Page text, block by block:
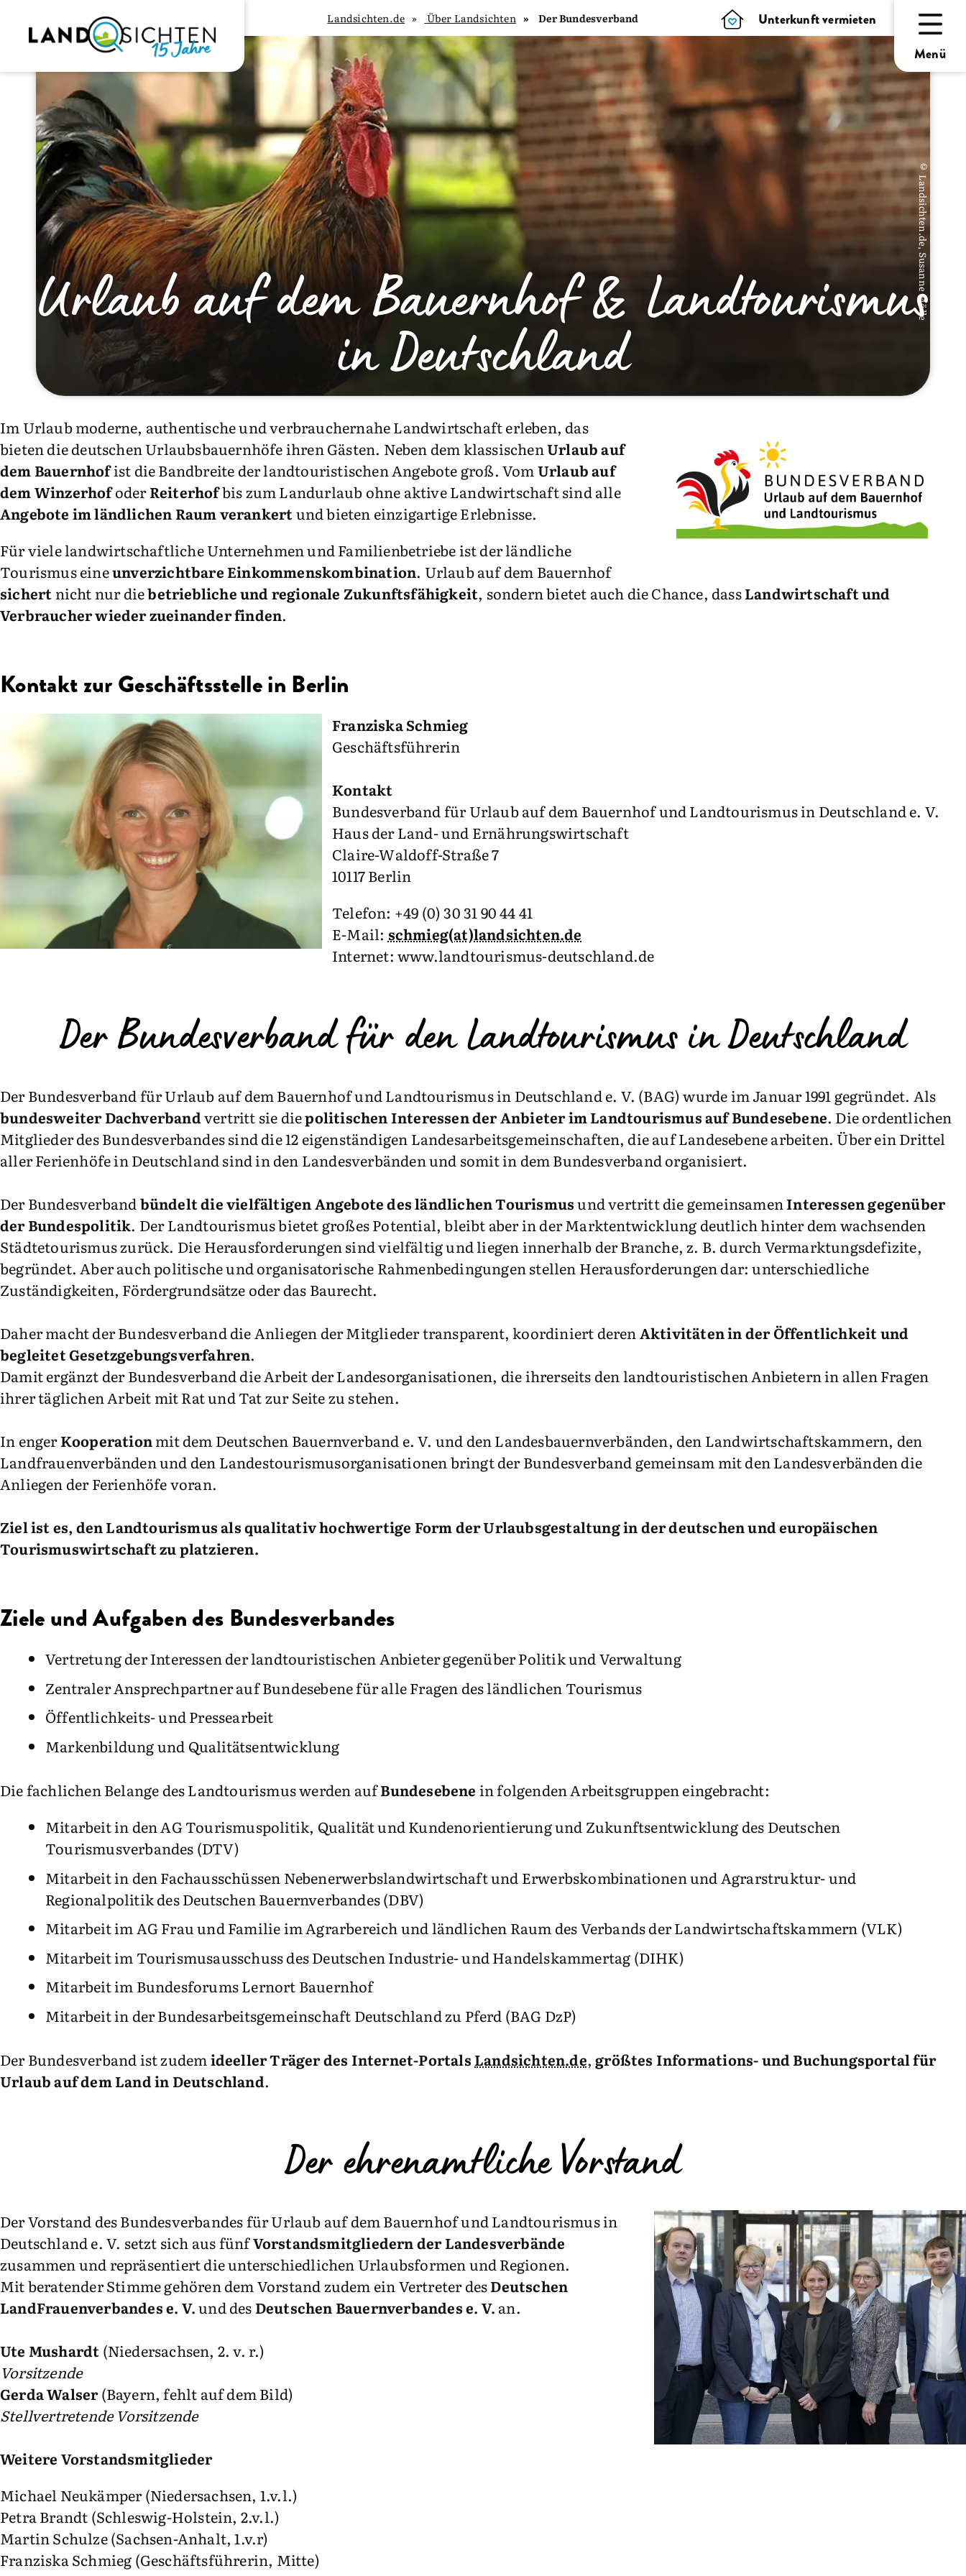
Der Bundesverband
Über Landsichten
Landsichten.de
Unterkunft vermieten
Menü
© Landsichten.de, Susanne Mölle
Urlaub auf dem Bauernhof & Landtourismus
in Deutschland
Im Urlaub moderne, authentische und verbrauchernahe Landwirtschaft erleben, das
bieten die deutschen Urlaubsbauernhöfe ihren Gästen. Neben dem klassischenUrlaub auf
dem Bauernhofist die Bandbreite der landtouristischen Angebote groß. VomUrlaub auf
dem WinzerhofoderReiterhofbis zum Landurlaub ohne aktive Landwirtschaft sind alle
Angebote im ländlichen Raum verankertund bieten einzigartige Erlebnisse.
Für viele landwirtschaftliche Unternehmen und Familienbetriebe ist der ländliche
Tourismus eineunverzichtbare Einkommenskombination. Urlaub auf dem Bauernhof
sichert nicht nur diebetriebliche und regionale Zukunftsfähigkeit, sondern bietet auch die Chance, dassLandwirtschaft und
Verbraucher wieder zueinander finden.
Kontakt zur Geschäftsstelle in Berlin
Franziska Schmieg
Geschäftsführerin
Kontakt
Bundesverband für Urlaub auf dem Bauernhof und Landtourismus in Deutschland e. V.
Haus der Land- und Ernährungswirtschaft
Claire-Waldoff-Straße 7
10117 Berlin
Telefon: +49 (0) 30 31 90 44 41
E-Mail: schmieg(at)landsichten.de
Internet: www.landtourismus-deutschland.de
Der Bundesverband für den Landtourismus in Deutschland
Der Bundesverband für Urlaub auf dem Bauernhof und Landtourismus in Deutschland e. V. (BAG) wurde im Januar 1991 gegründet. Als
bundesweiter Dachverbandvertritt sie diepolitischen Interessen der Anbieter im Landtourismus auf Bundesebene. Die ordentlichen
Mitglieder des Bundesverbandes sind die 12 eigenständigen Landesarbeitsgemeinschaften, die auf Landesebene arbeiten. Über ein Drittel
aller Ferienhöfe in Deutschland sind in den Landesverbänden und somit in dem Bundesverband organisiert.
Der Bundesverbandbündelt die vielfältigen Angebote des ländlichen Tourismusund vertritt die gemeinsamenInteressen gegenüber
der Bundespolitik. Der Landtourismus bietet großes Potential, bleibt aber in der Marktentwicklung deutlich hinter dem wachsenden
Städtetourismus zurück. Die Herausforderungen sind vielfältig und liegen innerhalb der Branche, z. B. durch Vermarktungsdefizite,
begründet. Aber auch politische und organisatorische Rahmenbedingungen stellen Herausforderungen dar: unterschiedliche
Zuständigkeiten, Fördergrundsätze oder das Baurecht.
Daher macht der Bundesverband die Anliegen der Mitglieder transparent, koordiniert derenAktivitäten in der Öffentlichkeit und
begleitet Gesetzgebungsverfahren.
Damit ergänzt der Bundesverband die Arbeit der Landesorganisationen, die ihrerseits den landtouristischen Anbietern in allen Fragen
ihrer täglichen Arbeit mit Rat und Tat zur Seite zu stehen.
In engerKooperationmit dem Deutschen Bauernverband e. V. und den Landesbauernverbänden, den Landwirtschaftskammern, den
Landfrauenverbänden und den Landestourismusorganisationen bringt der Bundesverband gemeinsam mit den Landesverbänden die
Anliegen der Ferienhöfe voran.
Ziel ist es, den Landtourismus als qualitativ hochwertige Form der Urlaubsgestaltung in der deutschen und europäischen
Tourismuswirtschaft zu platzieren.
Ziele und Aufgaben des Bundesverbandes
Vertretung der Interessen der landtouristischen Anbieter gegenüber Politik und Verwaltung
Zentraler Ansprechpartner auf Bundesebene für alle Fragen des ländlichen Tourismus
Öffentlichkeits- und Pressearbeit
Markenbildung und Qualitätsentwicklung
Die fachlichen Belange des Landtourismus werden aufBundesebene in folgenden Arbeitsgruppen eingebracht:
Mitarbeit in den AG Tourismuspolitik, Qualität und Kundenorientierung und Zukunftsentwicklung des Deutschen
Tourismusverbandes (DTV)
Mitarbeit in den Fachausschüssen Nebenerwerbslandwirtschaft und Erwerbskombinationen und Agrarstruktur- und
Regionalpolitik des Deutschen Bauernverbandes (DBV)
Mitarbeit im AG Frau und Familie im Agrarbereich und ländlichen Raum des Verbands der Landwirtschaftskammern (VLK)
Mitarbeit im Tourismusausschuss des Deutschen Industrie- und Handelskammertag (DIHK)
Mitarbeit im Bundesforums Lernort Bauernhof
Mitarbeit in der Bundesarbeitsgemeinschaft Deutschland zu Pferd (BAG DzP)
Der Bundesverband ist zudemideeller Träger des Internet-Portals Landsichten.de,größtes Informations- und Buchungsportal für
Urlaub auf dem Land in Deutschland.
Der ehrenamtliche Vorstand
Der Vorstand des Bundesverbandes für Urlaub auf dem Bauernhof und Landtourismus in
Deutschland e. V. setzt sich aus fünfVorstandsmitgliedern der Landesverbände
zusammen und repräsentiert die unterschiedlichen Urlaubsformen und Regionen.
Mit beratender Stimme gehören dem Vorstand zudem ein Vertreter desDeutschen
LandFrauenverbandes e. V.und des Deutschen Bauernverbandes e. V. an.
Ute Mushardt (Niedersachsen, 2. v. r.)
Vorsitzende
Gerda Walser(Bayern, fehlt auf dem Bild)
Stellvertretende Vorsitzende
Weitere Vorstandsmitglieder
Michael Neukämper (Niedersachsen, 1.v.l.)
Petra Brandt (Schleswig-Holstein, 2.v.l.)
Martin Schulze (Sachsen-Anhalt, 1.v.r)
Franziska Schmieg (Geschäftsführerin, Mitte)